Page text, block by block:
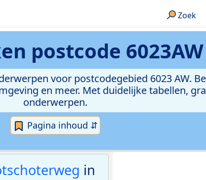
Zoek
postcode 6023AW
voor postcodegebied 6023 AW.
en meer. Met duidelijke tabellen,
onderwerpen.
Pagina inhoud ⇵
in